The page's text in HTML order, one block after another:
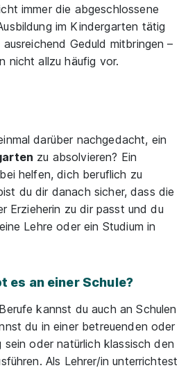
immer die abgeschlossene
im Kindergarten tätig
Geduld mitbringen –
nicht allzu häufig vor.
darüber nachgedacht, ein
zu absolvieren? Ein
helfen, dich beruflich zu
du dir danach sicher, dass die
Erzieherin zu dir passt und du
Lehre oder ein Studium in
es an einer Schule?
kannst du auch an Schulen
du in einer betreuenden oder
oder natürlich klassisch den
Als Lehrer/in unterrichtest